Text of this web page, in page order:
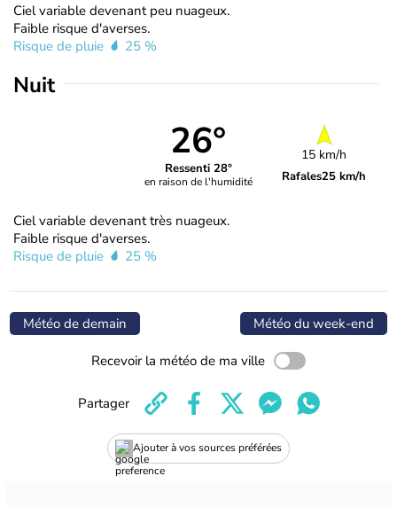
Ciel variable devenant peu nuageux.
Faible risque d'averses.
Risque de pluie
25 %
Nuit
26°
Ressenti 28°
en raison de l'humidité
15 km/h
Rafales25 km/h
Ciel variable devenant très nuageux.
Faible risque d'averses.
Risque de pluie
25 %
Météo de demain Météo du week-end
Recevoir la météo de ma ville
Ajouter à vos sources préférées
Partager